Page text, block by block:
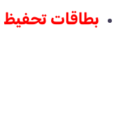
بطاقات